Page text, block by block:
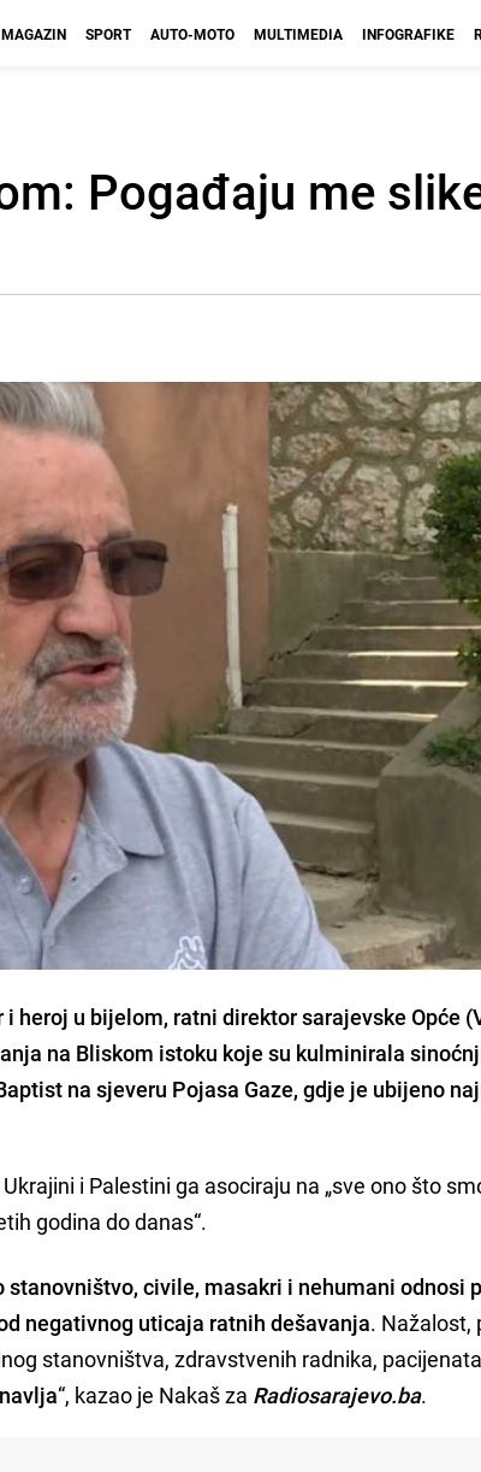
MAGAZIN SPORT AUTO-MOTO MULTIMEDIA INFOGRAFIKE
Pogađaju me
heroj u bijelom, ratni direktor sarajevske Opće
na Bliskom istoku koje su kulminirala
na sjeveru Pojasa Gaze, gdje je ubijeno
i Palestini ga asociraju na „sve ono što
godina do danas“.
stanovništvo, civile, masakri i nehumani odnosi
negativnog uticaja ratnih dešavanja. Nažalost,
stanovništva, zdravstvenih radnika,
“, kazao je Nakaš za Radiosarajevo.ba.